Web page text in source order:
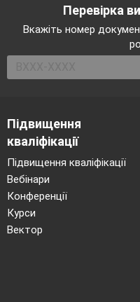
Перевірка
Вкажіть номер
Підвищення
кваліфікації
Підвищення кваліфікації
Вебінари
Конференції
Курси
Вектор